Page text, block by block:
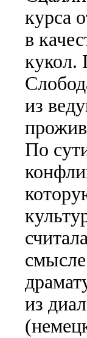
курса
в
кукол.
из
По
из